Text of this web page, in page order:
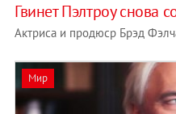
Гвинет Пэлтроу снова
Актриса и продюср Брэд
Мир